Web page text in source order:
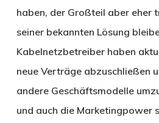
haben, der Großteil aber eher
seiner bekannten Lösung
Kabelnetzbetreiber haben
neue Verträge abzuschließen
andere Geschäftsmodelle
und auch die Marketingpower